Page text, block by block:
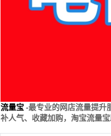
流量宝-最专业的网店流量提升
补人气、收藏加购，淘宝流量